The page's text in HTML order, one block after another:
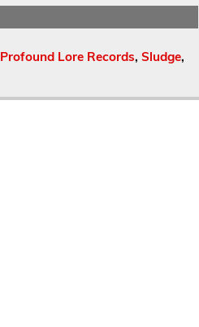
Profound Lore Records, Sludge,